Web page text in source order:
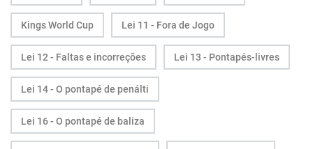
Kings World Cup Lei 11 - Fora de Jogo
Lei 12 - Faltas e incorreções Lei 13 - Pontapés-livres
Lei 14 - O pontapé de penálti
Lei 16 - O pontapé de baliza